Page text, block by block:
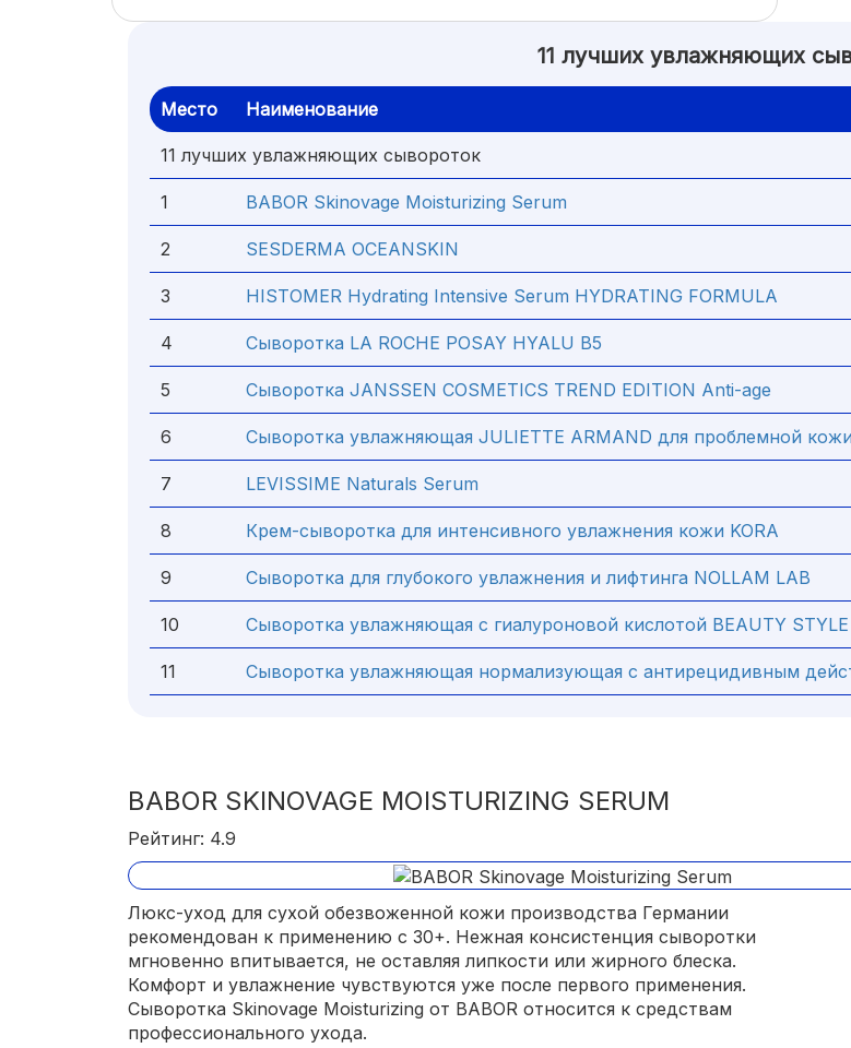
11 лучших увлажняющих
Место Наименование
11 лучших увлажняющих сывороток
1 BABOR Skinovage Moisturizing Serum
2 SESDERMA OCEANSKIN
3 HISTOMER Hydrating Intensive Serum HYDRATING FORMULA
4 Сыворотка LA ROCHE POSAY HYALU B5
5 Сыворотка JANSSEN COSMETICS TREND EDITION Anti-age
6 Сыворотка увлажняющая JULIETTE ARMAND для проблемной кожи
7 LEVISSIME Naturals Serum
8 Крем-сыворотка для интенсивного увлажнения кожи KORA
9 Сыворотка для глубокого увлажнения и лифтинга NOLLAM LAB
10 Сыворотка увлажняющая с гиалуроновой кислотой BEAUTY
11 Сыворотка увлажняющая нормализующая с антирецидивным
BABOR SKINOVAGE MOISTURIZING SERUM
Рейтинг: 4.9
Люкс-уход для сухой обезвоженной кожи производства Германии
рекомендован к применению с 30+. Нежная консистенция сыворотки
мгновенно впитывается, не оставляя липкости или жирного блеска.
Комфорт и увлажнение чувствуются уже после первого применения.
Сыворотка Skinovage Moisturizing от BABOR относится к средствам
профессионального ухода.